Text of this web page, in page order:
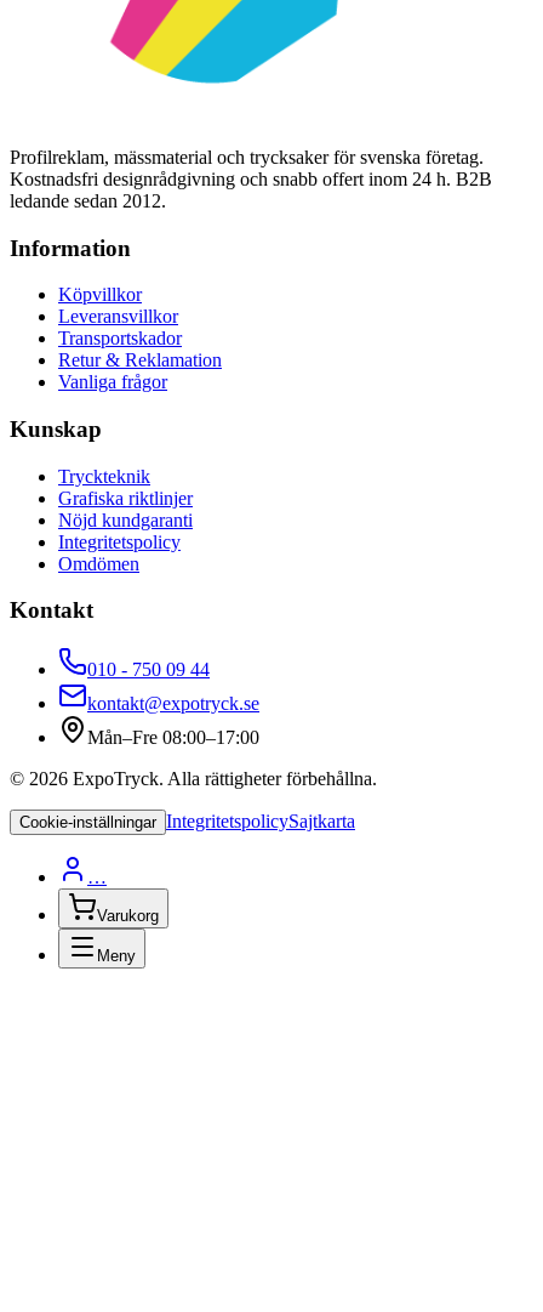
Profilreklam, mässmaterial och trycksaker för svenska företag.
Kostnadsfri designrådgivning och snabb offert inom 24 h. B2B
ledande sedan 2012.
Information
Köpvillkor
Leveransvillkor
Transportskador
Retur & Reklamation
Vanliga frågor
Kunskap
Tryckteknik
Grafiska riktlinjer
Nöjd kundgaranti
Integritetspolicy
Omdömen
Kontakt
010 - 750 09 44
kontakt@expotryck.se
Mån–Fre 08:00–17:00
© 2026 ExpoTryck. Alla rättigheter förbehållna.
Cookie-inställningar IntegritetspolicySajtkarta
…
Varukorg
Meny